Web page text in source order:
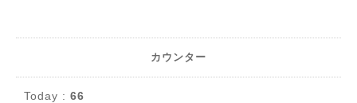
カウンター
Today : 66